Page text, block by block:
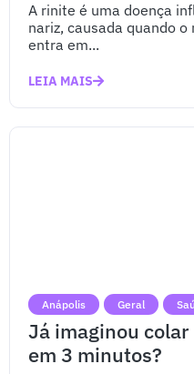
A rinite é uma doença
nariz, causada quando
entra em...
LEIA MAIS
Anápolis Geral
Já imaginou
em 3 minutos?